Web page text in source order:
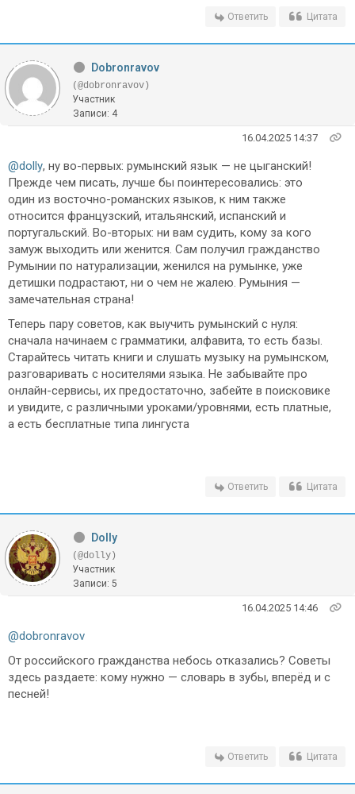
Ответить Цитата
Dobronravov
(@dobronravov)
Участник
Записи: 4
16.04.2025 14:37
@dolly, ну во-первых: румынский язык — не цыганский!
Прежде чем писать, лучше бы поинтересовались: это
один из восточно-романских языков, к ним также
относится французский, итальянский, испанский и
португальский. Во-вторых: ни вам судить, кому за кого
замуж выходить или женится. Сам получил гражданство
Румынии по натурализации, женился на румынке, уже
детишки подрастают, ни о чем не жалею. Румыния —
замечательная страна!
Теперь пару советов, как выучить румынский с нуля:
сначала начинаем с грамматики, алфавита, то есть базы.
Старайтесь читать книги и слушать музыку на румынском,
разговаривать с носителями языка. Не забывайте про
онлайн-сервисы, их предостаточно, забейте в поисковике
и увидите, с различными уроками/уровнями, есть платные,
а есть бесплатные типа лингуста
Ответить Цитата
Dolly
(@dolly)
Участник
Записи: 5
16.04.2025 14:46
@dobronravov
От российского гражданства небось отказались? Советы
здесь раздаете: кому нужно — словарь в зубы, вперёд и с
песней!
Ответить Цитата